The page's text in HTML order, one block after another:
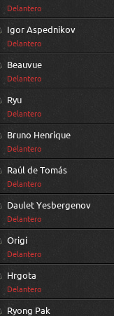
Delantero
Igor Aspednikov
Delantero
Beauvue
Delantero
Ryu
Delantero
Bruno Henrique
Delantero
Raúl de Tomás
Delantero
Daulet Yesbergenov
Delantero
Origi
Delantero
Hrgota
Delantero
Ryong Pak